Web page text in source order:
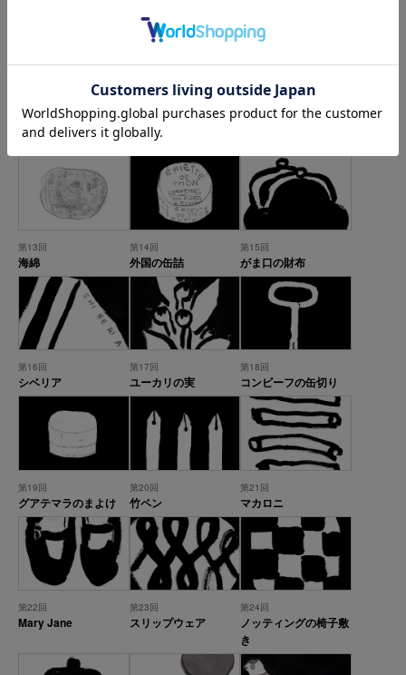
縞のシャツ ペン
第10回
旅のかご
第11回
書道筆
第13回
海綿
第14回
外国の缶詰
第15回
がま口の財布
第16回
シベリア
第17回
ユーカリの実
第18回
コンビーフの缶切り
第19回
グアテマラのまよけ
第20回
竹ペン
第21回
マカロニ
第22回
Mary Jane
第23回
スリップウェア
第24回
ノッティングの椅子敷
き